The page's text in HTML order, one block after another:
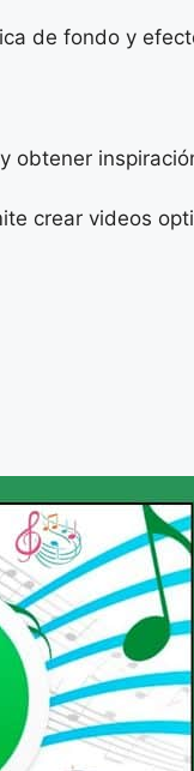
de fondo y
obtener
crear videos